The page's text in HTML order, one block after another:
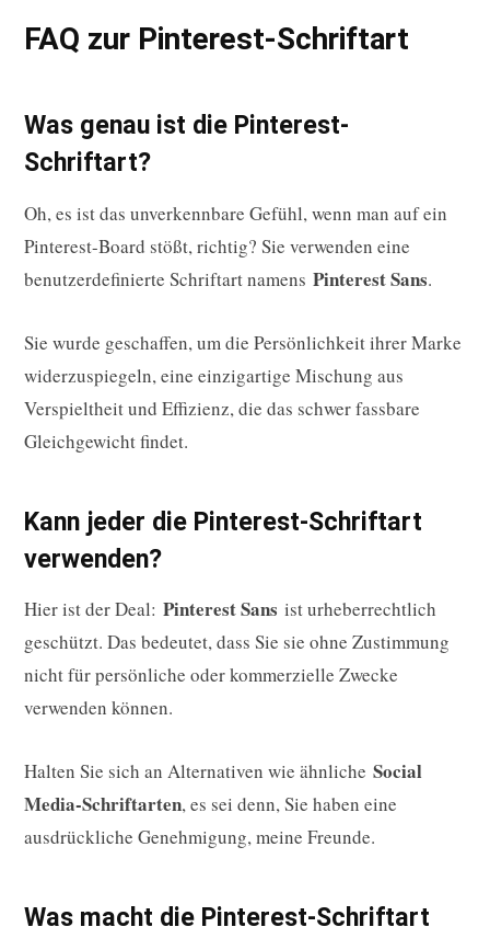
FAQ zur Pinterest-Schriftart
Was genau ist die Pinterest-
Schriftart?
Oh, es ist das unverkennbare Gefühl, wenn man auf ein
Pinterest-Board stößt, richtig? Sie verwenden eine
benutzerdefinierte Schriftart namens Pinterest Sans.
Sie wurde geschaffen, um die Persönlichkeit ihrer Marke
widerzuspiegeln, eine einzigartige Mischung aus
Verspieltheit und Effizienz, die das schwer fassbare
Gleichgewicht findet.
Kann jeder die Pinterest-Schriftart
verwenden?
Hier ist der Deal: Pinterest Sans ist urheberrechtlich
geschützt. Das bedeutet, dass Sie sie ohne Zustimmung
nicht für persönliche oder kommerzielle Zwecke
verwenden können.
Halten Sie sich an Alternativen wie ähnliche Social
Media-Schriftarten, es sei denn, Sie haben eine
ausdrückliche Genehmigung, meine Freunde.
Was macht die Pinterest-Schriftart